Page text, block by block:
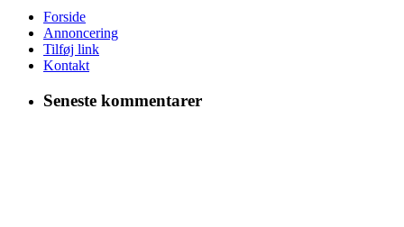
Forside
Annoncering
Tilføj link
Kontakt
Seneste kommentarer